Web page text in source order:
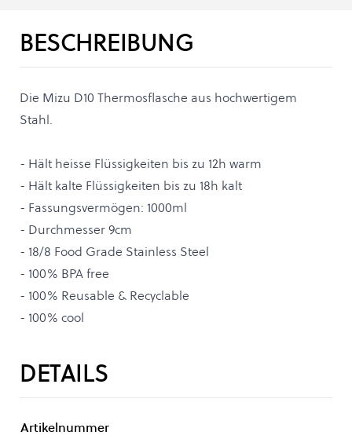
BESCHREIBUNG
Die Mizu D10 Thermosflasche aus hochwertigem
Stahl.
- Hält heisse Flüssigkeiten bis zu 12h warm
- Hält kalte Flüssigkeiten bis zu 18h kalt
- Fassungsvermögen: 1000ml
- Durchmesser 9cm
- 18/8 Food Grade Stainless Steel
- 100% BPA free
- 100% Reusable & Recyclable
- 100% cool
DETAILS
Artikelnummer